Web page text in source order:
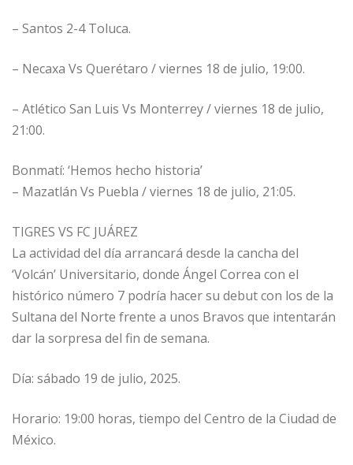
– Santos 2-4 Toluca.
– Necaxa Vs Querétaro / viernes 18 de julio, 19:00.
– Atlético San Luis Vs Monterrey / viernes 18 de julio,
21:00.
Bonmatí: ‘Hemos hecho historia’
– Mazatlán Vs Puebla / viernes 18 de julio, 21:05.
TIGRES VS FC JUÁREZ
La actividad del día arrancará desde la cancha del
‘Volcán’ Universitario, donde Ángel Correa con el
histórico número 7 podría hacer su debut con los de la
Sultana del Norte frente a unos Bravos que intentarán
dar la sorpresa del fin de semana.
Día: sábado 19 de julio, 2025.
Horario: 19:00 horas, tiempo del Centro de la Ciudad de
México.